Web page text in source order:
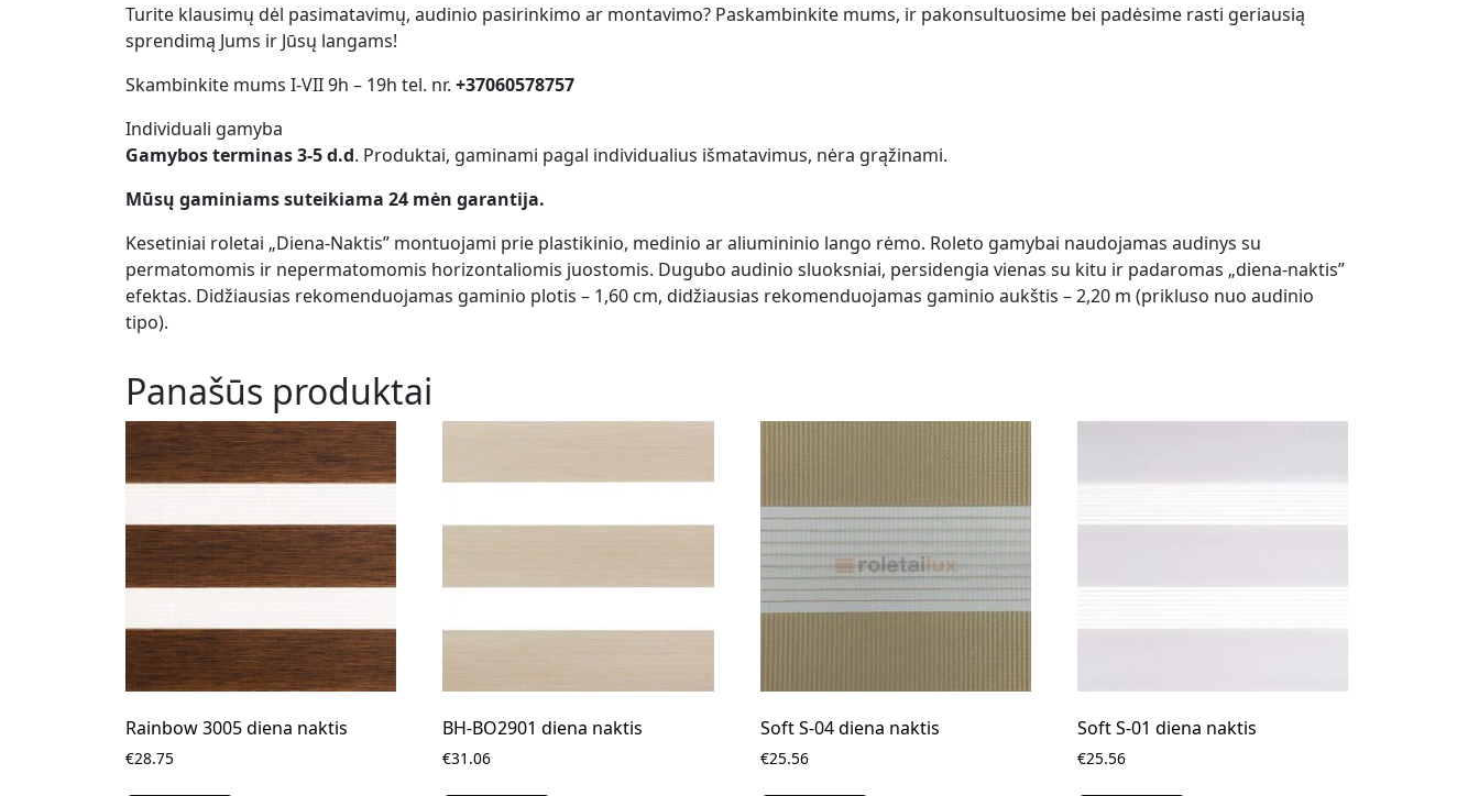
Turite klausimų dėl pasimatavimų, audinio pasirinkimo ar montavimo? Paskambinkite mums, ir pakonsultuosime bei padėsime rasti geriausią
sprendimą Jums ir Jūsų langams!
Skambinkite mums I-VII 9h – 19h tel. nr. +37060578757
Individuali gamyba
Gamybos terminas 3-5 d.d. Produktai, gaminami pagal individualius išmatavimus, nėra grąžinami.
Mūsų gaminiams suteikiama 24 mėn garantija.
Kesetiniai roletai „Diena-Naktis” montuojami prie plastikinio, medinio ar aliumininio lango rėmo. Roleto gamybai naudojamas audinys su
permatomomis ir nepermatomomis horizontaliomis juostomis. Dugubo audinio sluoksniai, persidengia vienas su kitu ir padaromas „diena-naktis”
efektas. Didžiausias rekomenduojamas gaminio plotis – 1,60 cm, didžiausias rekomenduojamas gaminio aukštis – 2,20 m (prikluso nuo audinio
tipo).
Panašūs produktai
Rainbow 3005 diena naktis
€28.75
BH-BO2901 diena naktis
€31.06
Soft S-04 diena naktis
€25.56
Soft S-01 diena naktis
€25.56